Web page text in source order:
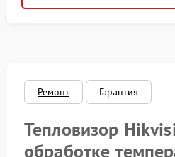
Ремонт Гарантия
Тепловизор
обработке